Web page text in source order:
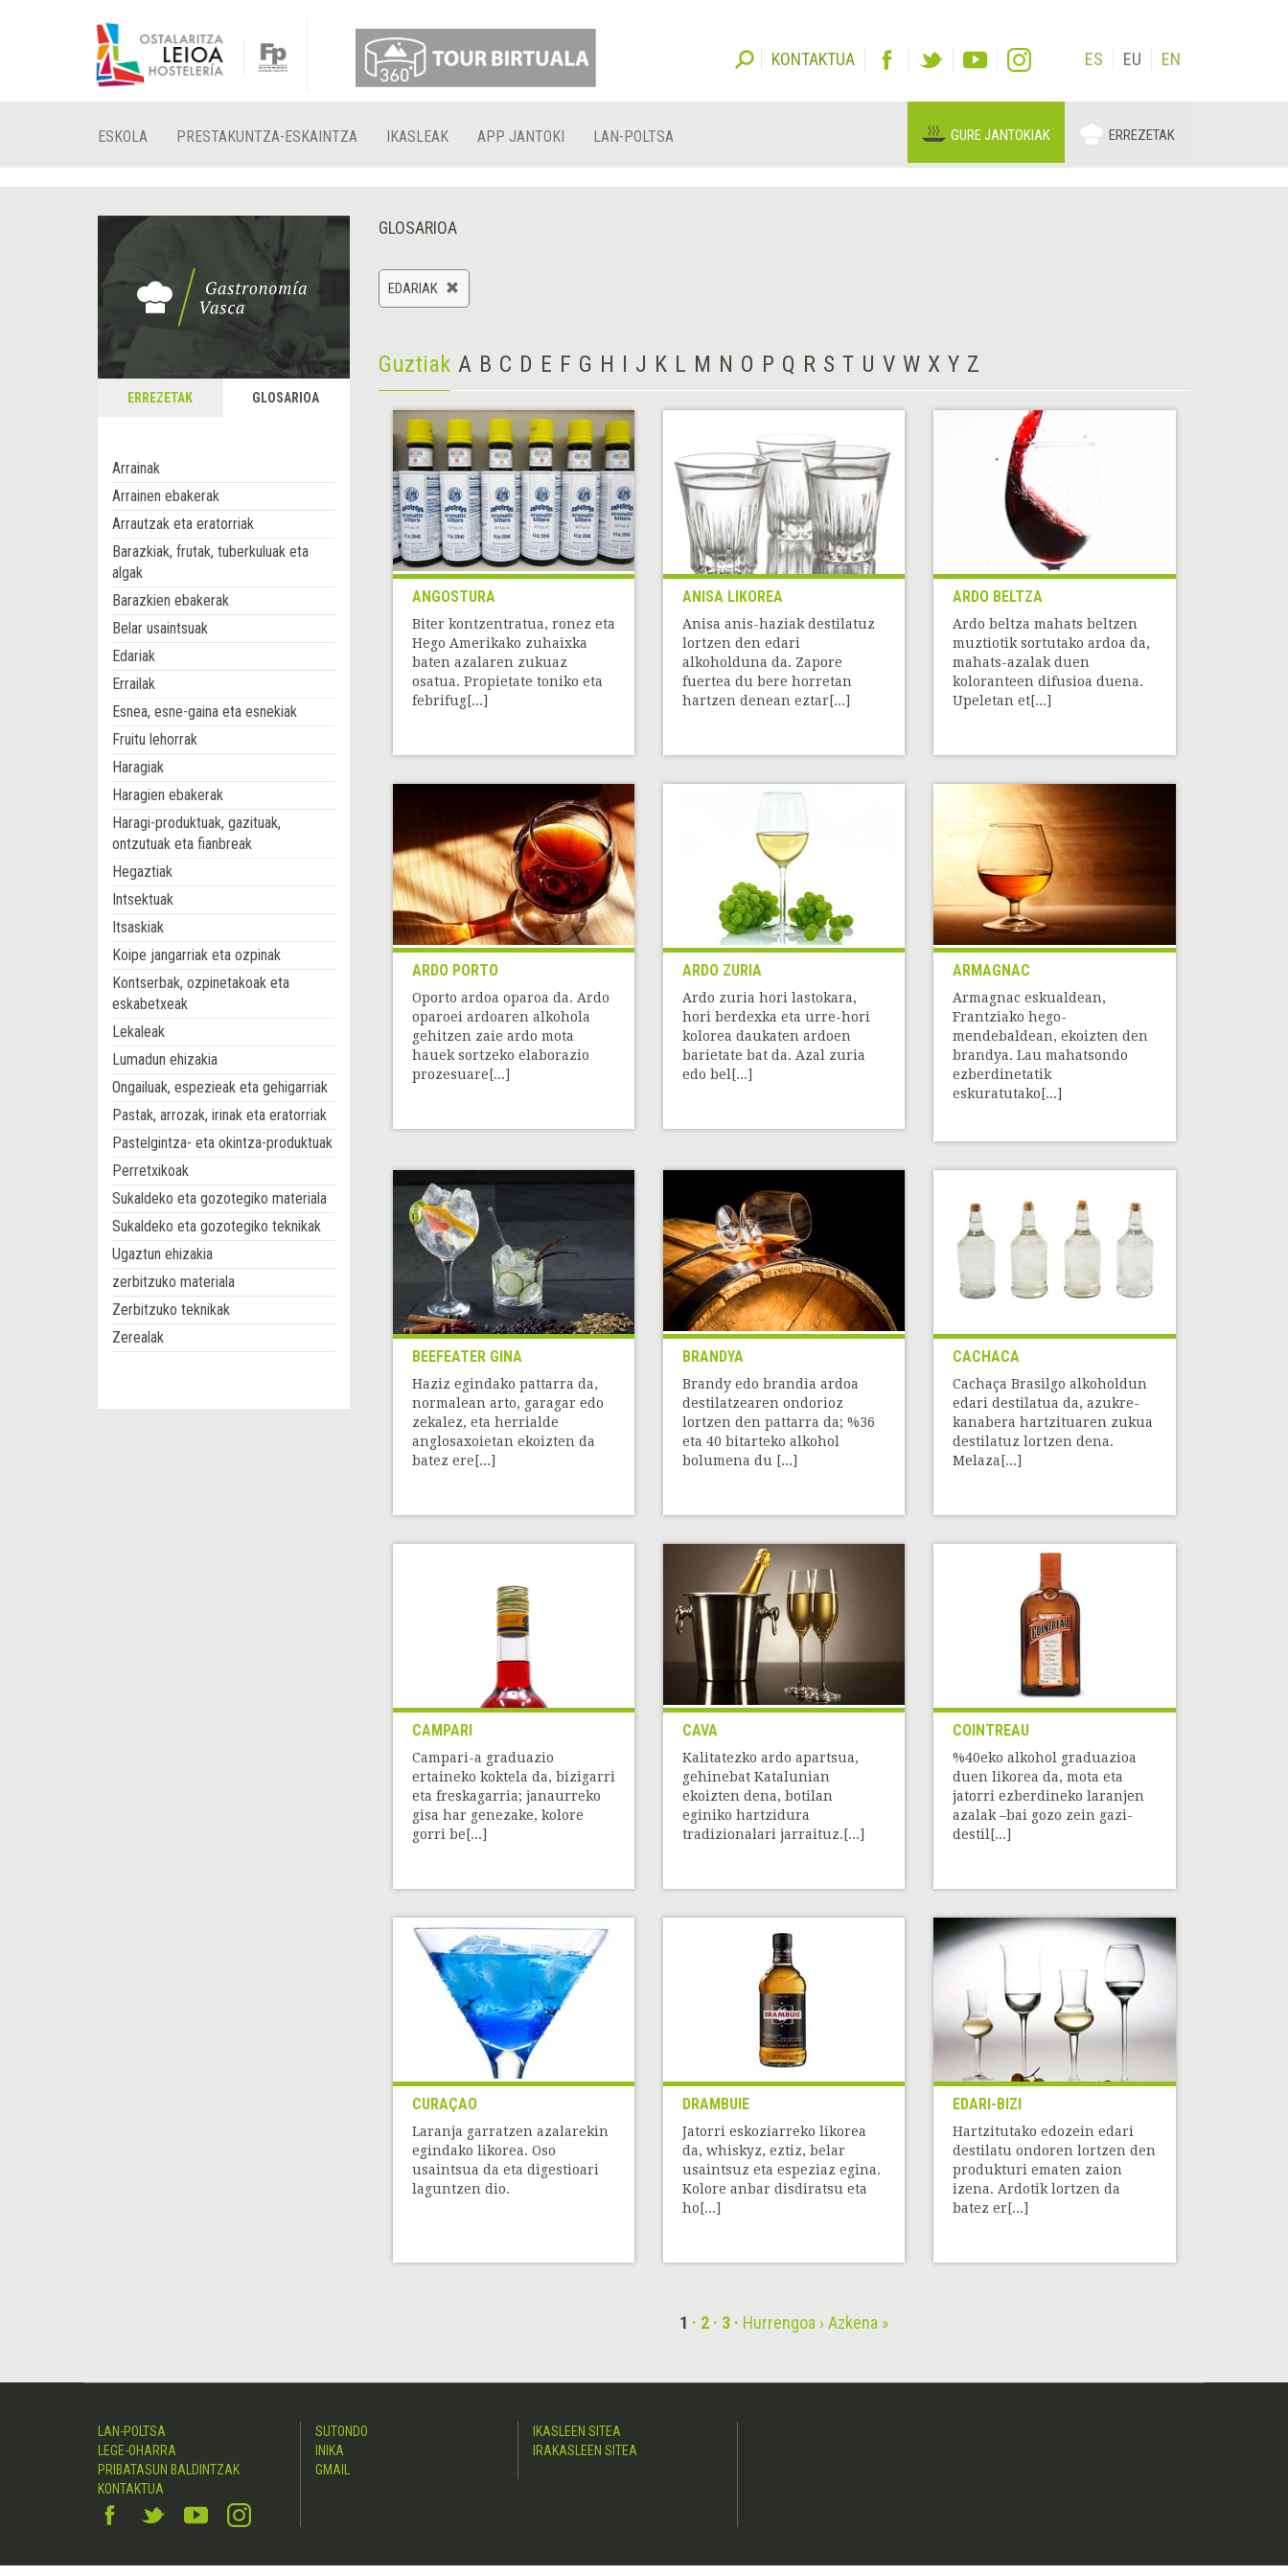
KONTAKTUA ES EU EN
ESKOLA PRESTAKUNTZA-ESKAINTZA IKASLEAK APP JANTOKI LAN-POLTSA GURE JANTOKIAK ERREZETAK
ERREZETAK GLOSARIOA
Arrainak
Arrainen ebakerak
Arrautzak eta eratorriak
Barazkiak, frutak, tuberkuluak eta
algak
Barazkien ebakerak
Belar usaintsuak
Edariak
Errailak
Esnea, esne-gaina eta esnekiak
Fruitu lehorrak
Haragiak
Haragien ebakerak
Haragi-produktuak, gazituak,
ontzutuak eta fianbreak
Hegaztiak
Intsektuak
Itsaskiak
Koipe jangarriak eta ozpinak
Kontserbak, ozpinetakoak eta
eskabetxeak
Lekaleak
Lumadun ehizakia
Ongailuak, espezieak eta gehigarriak
Pastak, arrozak, irinak eta eratorriak
Pastelgintza- eta okintza-produktuak
Perretxikoak
Sukaldeko eta gozotegiko materiala
Sukaldeko eta gozotegiko teknikak
Ugaztun ehizakia
zerbitzuko materiala
Zerbitzuko teknikak
Zerealak
GLOSARIOA
EDARIAK
Guztiak A B C D E F G H I J K L M N O P Q R S T U V W X Y Z
ANGOSTURA
Biter kontzentratua, ronez eta
Hego Amerikako zuhaixka
baten azalaren zukuaz
osatua. Propietate toniko eta
febrifug[...]
ANISA LIKOREA
Anisa anis-haziak destilatuz
lortzen den edari
alkoholduna da. Zapore
fuertea du bere horretan
hartzen denean eztar[...]
ARDO BELTZA
Ardo beltza mahats beltzen
muztiotik sortutako ardoa da,
mahats-azalak duen
koloranteen difusioa duena.
Upeletan et[...]
ARDO PORTO
Oporto ardoa oparoa da. Ardo
oparoei ardoaren alkohola
gehitzen zaie ardo mota
hauek sortzeko elaborazio
prozesuare[...]
ARDO ZURIA
Ardo zuria hori lastokara,
hori berdexka eta urre-hori
kolorea daukaten ardoen
barietate bat da. Azal zuria
edo bel[...]
ARMAGNAC
Armagnac eskualdean,
Frantziako hego-
mendebaldean, ekoizten den
brandya. Lau mahatsondo
ezberdinetatik
eskuratutako[...]
BEEFEATER GINA
Haziz egindako pattarra da,
normalean arto, garagar edo
zekalez, eta herrialde
anglosaxoietan ekoizten da
batez ere[...]
BRANDYA
Brandy edo brandia ardoa
destilatzearen ondorioz
lortzen den pattarra da; %36
eta 40 bitarteko alkohol
bolumena du [...]
CACHACA
Cachaça Brasilgo alkoholdun
edari destilatua da, azukre-
kanabera hartzituaren zukua
destilatuz lortzen dena.
Melaza[...]
CAMPARI
Campari-a graduazio
ertaineko koktela da, bizigarri
eta freskagarria; janaurreko
gisa har genezake, kolore
gorri be[...]
CAVA
Kalitatezko ardo apartsua,
gehinebat Katalunian
ekoizten dena, botilan
eginiko hartzidura
tradizionalari jarraituz.[...]
COINTREAU
%40eko alkohol graduazioa
duen likorea da, mota eta
jatorri ezberdineko laranjen
azalak –bai gozo zein gazi-
destil[...]
CURAÇAO
Laranja garratzen azalarekin
egindako likorea. Oso
usaintsua da eta digestioari
laguntzen dio.
DRAMBUIE
Jatorri eskoziarreko likorea
da, whiskyz, eztiz, belar
usaintsuz eta espeziaz egina.
Kolore anbar disdiratsu eta
ho[...]
EDARI-BIZI
Hartzitutako edozein edari
destilatu ondoren lortzen den
produkturi ematen zaion
izena. Ardotik lortzen da
batez er[...]
1 2 3 Hurrengoa › Azkena »
LAN-POLTSA
LEGE-OHARRA
PRIBATASUN BALDINTZAK
KONTAKTUA
SUTONDO
INIKA
GMAIL
IKASLEEN SITEA
IRAKASLEEN SITEA